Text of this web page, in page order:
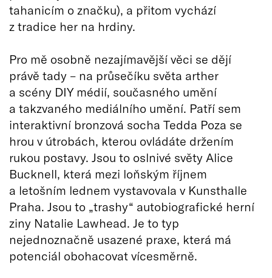
tahanicím o značku), a přitom vychází
z tradice her na hrdiny.
Pro mě osobně nezajímavější věci se dějí
právě tady – na průsečíku světa arther
a scény DIY médií, současného umění
a takzvaného mediálního umění. Patří sem
interaktivní bronzová socha Tedda Poza se
hrou v útrobách, kterou ovládáte držením
rukou postavy. Jsou to oslnivé světy Alice
Bucknell, která mezi loňským říjnem
a letošním lednem vystavovala v Kunsthalle
Praha. Jsou to „trashy“ autobiografické herní
ziny Natalie Lawhead. Je to typ
nejednoznačně usazené praxe, která má
potenciál obohacovat vícesměrně.